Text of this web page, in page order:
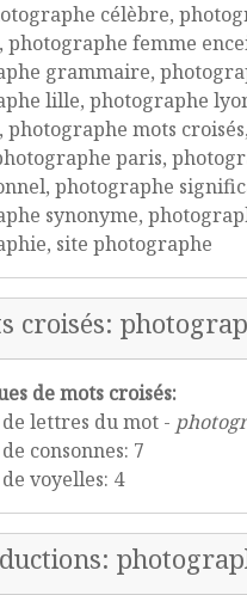
célèbre,
photographe femme
grammaire,
lille, photographe
photographe mots
paris,
photographe
synonyme,
site photographe
croisés:
de mots croisés:
lettres du mot -
consonnes: 7
voyelles: 4